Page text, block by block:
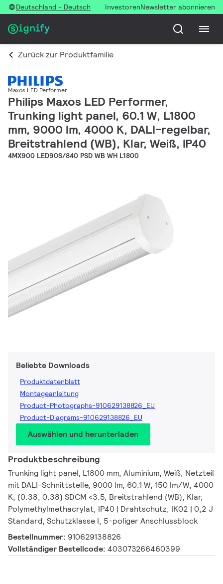
Deutschland - Deutsch InvestorenNewsletter abonnieren
Zurück zur Produktfamilie
Maxos LED Performer
Philips Maxos LED Performer,
Trunking light panel, 60.1 W, L1800
mm, 9000 lm, 4000 K, DALI-regelbar,
Breitstrahlend (WB), Klar, Weiß, IP40
4MX900 LED90S/840 PSD WB WH L1800
Beliebte Downloads
Produktdatenblatt
Montageanleitung
Product-Photographs-910629138826_EU
Product-Diagrams-910629138826_EU
Auswählen und herunterladen
Produktbeschreibung
Trunking light panel, L1800 mm, Aluminium, Weiß, Netzteil
mit DALI-Schnittstelle, 9000 lm, 60.1 W, 150 lm/W, 4000
K, (0.38, 0.38) SDCM <3.5, Breitstrahlend (WB), Klar,
Polymethylmethacrylat, IP40 | Drahtschutz, IK02 | 0,2 J
Standard, Schutzklasse I, 5-poliger Anschlussblock
Bestellnummer: 910629138826
Vollständiger Bestellcode: 403073266460399